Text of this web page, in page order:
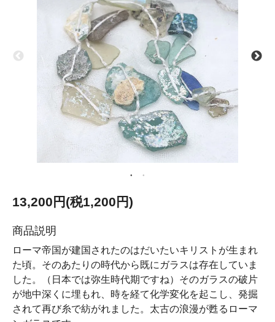
13,200円(税1,200円)
商品説明
ローマ帝国が建国されたのはだいたいキリストが生まれ
た頃。そのあたりの時代から既にガラスは存在していま
した。（日本では弥生時代期ですね）そのガラスの破片
が地中深くに埋もれ、時を経て化学変化を起こし、発掘
されて再び糸で紡がれました。太古の浪漫が甦るローマ